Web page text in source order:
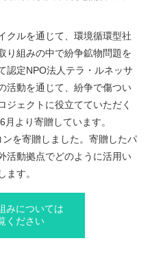
クルを通じて、環境循環型社
り組みの中で紛争鉱物問題を
認定NPO法人テラ・ルネッサ
活動を通じて、紛争で傷つい
ジェクトに役立てていただく
より寄贈しています。
を寄贈しました。寄贈したパ
活動拠点でどのように活用い
ます。
みについては
ください